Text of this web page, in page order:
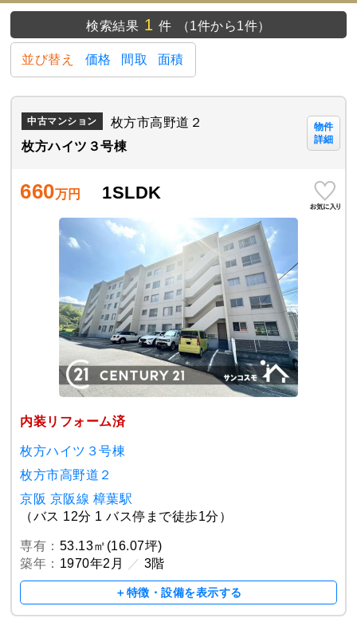
検索結果 1 件 （1件から1件）
並び替え 価格 間取 面積
中古マンション
枚方市高野道２
枚方ハイツ３号棟
物件
詳細
660万円 1SLDK
内装リフォーム済
枚方ハイツ３号棟
枚方市高野道２
京阪 京阪線 樟葉駅
（バス 12分 1 バス停まで徒歩1分）
専有： 53.13㎡(16.07坪)
築年： 1970年2月 ／ 3階
＋特徴・設備を表示する